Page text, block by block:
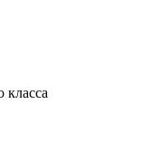
класса